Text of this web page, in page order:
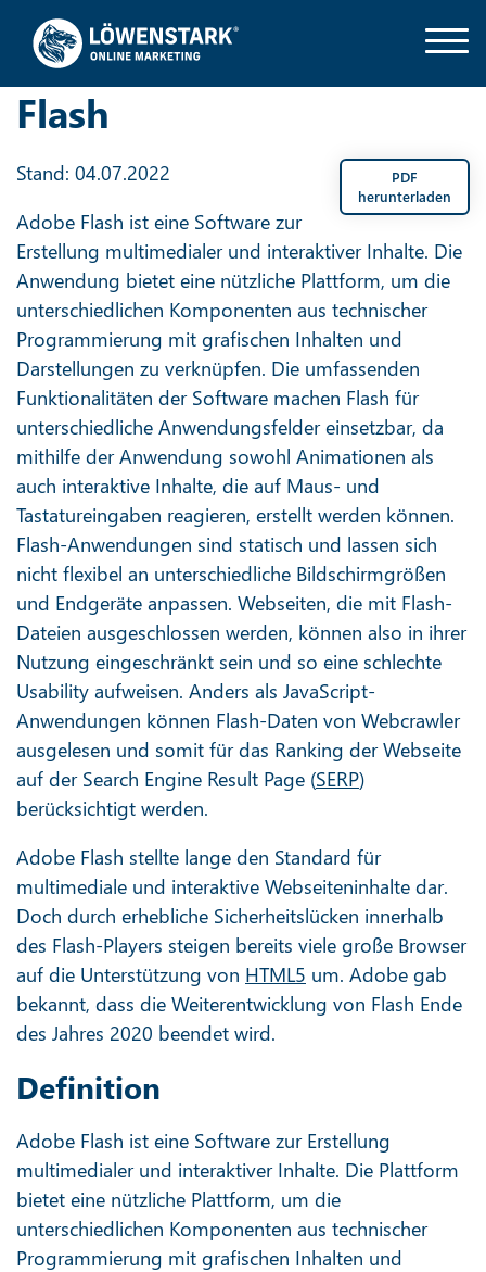
Flash
PDF
herunterladen
Stand: 04.07.2022
Adobe Flash ist eine Software zur
Erstellung multimedialer und interaktiver Inhalte. Die
Anwendung bietet eine nützliche Plattform, um die
unterschiedlichen Komponenten aus technischer
Programmierung mit grafischen Inhalten und
Darstellungen zu verknüpfen. Die umfassenden
Funktionalitäten der Software machen Flash für
unterschiedliche Anwendungsfelder einsetzbar, da
mithilfe der Anwendung sowohl Animationen als
auch interaktive Inhalte, die auf Maus- und
Tastatureingaben reagieren, erstellt werden können.
Flash-Anwendungen sind statisch und lassen sich
nicht flexibel an unterschiedliche Bildschirmgrößen
und Endgeräte anpassen. Webseiten, die mit Flash-
Dateien ausgeschlossen werden, können also in ihrer
Nutzung eingeschränkt sein und so eine schlechte
Usability aufweisen. Anders als JavaScript-
Anwendungen können Flash-Daten von Webcrawler
ausgelesen und somit für das Ranking der Webseite
auf der Search Engine Result Page (SERP)
berücksichtigt werden.
Adobe Flash stellte lange den Standard für
multimediale und interaktive Webseiteninhalte dar.
Doch durch erhebliche Sicherheitslücken innerhalb
des Flash-Players steigen bereits viele große Browser
auf die Unterstützung von HTML5 um. Adobe gab
bekannt, dass die Weiterentwicklung von Flash Ende
des Jahres 2020 beendet wird.
Definition
Adobe Flash ist eine Software zur Erstellung
multimedialer und interaktiver Inhalte. Die Plattform
bietet eine nützliche Plattform, um die
unterschiedlichen Komponenten aus technischer
Programmierung mit grafischen Inhalten und